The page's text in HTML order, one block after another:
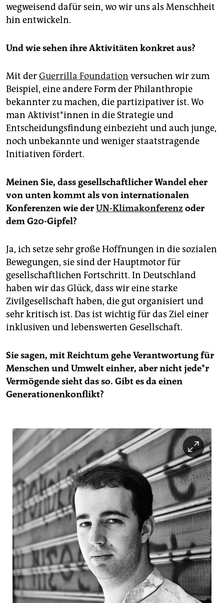
wegweisend dafür sein, wo wir uns als Menschheit
hin entwickeln.
Und wie sehen ihre Aktivitäten konkret aus?
Mit derGuerrilla Foundation versuchen wir zum
Beispiel, eine andere Form der Philanthropie
bekannter zu machen, die partizipativer ist. Wo
man Ak­ti­vis­t*in­nen in die Strategie und
Entscheidungsfindung einbezieht und auch junge,
noch unbekannte und weniger staatstragende
Initiativen fördert.
Meinen Sie, dass gesellschaftlicher Wandel eher
von unten kommt als von internationalen
Konferenzen wie derUN-Klimakonferenz oder
dem G20-Gipfel?
Ja, ich setze sehr große Hoffnungen in die sozialen
Bewegungen, sie sind der Hauptmotor für
gesellschaftlichen Fortschritt. In Deutschland
haben wir das Glück, dass wir eine starke
Zivilgesellschaft haben, die gut organisiert und
sehr kritisch ist. Das ist wichtig für das Ziel einer
inklusiven und lebenswerten Gesellschaft.
Sie sagen, mit Reichtum gehe Verantwortung für
Menschen und Umwelt einher, aber nicht je­de*r
Vermögende sieht das so. Gibt es da einen
Generationenkonflikt?